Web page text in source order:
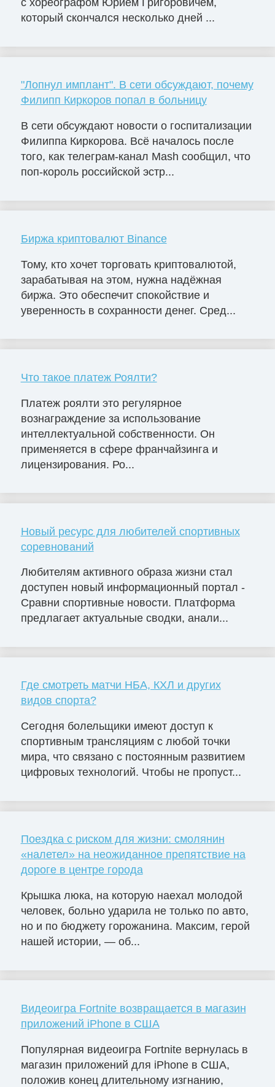
с хореографом Юрием Григоровичем,
который скончался несколько дней ...
"Лопнул имплант". В сети обсуждают, почему
Филипп Киркоров попал в больницу
В сети обсуждают новости о госпитализации
Филиппа Киркорова. Всё началось после
того, как телеграм-канал Mash сообщил, что
поп-король российской эстр...
Биржа криптовалют Binance
Тому, кто хочет торговать криптовалютой,
зарабатывая на этом, нужна надёжная
биржа. Это обеспечит спокойствие и
уверенность в сохранности денег. Сред...
Что такое платеж Роялти?
Платеж роялти это регулярное
вознаграждение за использование
интеллектуальной собственности. Он
применяется в сфере франчайзинга и
лицензирования. Ро...
Новый ресурс для любителей спортивных
соревнований
Любителям активного образа жизни стал
доступен новый информационный портал -
Сравни спортивные новости. Платформа
предлагает актуальные сводки, анали...
Где смотреть матчи НБА, КХЛ и других
видов спорта?
Сегодня болельщики имеют доступ к
спортивным трансляциям с любой точки
мира, что связано с постоянным развитием
цифровых технологий. Чтобы не пропуст...
Поездка с риском для жизни: смолянин
«налетел» на неожиданное препятствие на
дороге в центре города
Крышка люка, на которую наехал молодой
человек, больно ударила не только по авто,
но и по бюджету горожанина. Максим, герой
нашей истории, — об...
Видеоигра Fortnite возвращается в магазин
приложений iPhone в США
Популярная видеоигра Fortnite вернулась в
магазин приложений для iPhone в США,
положив конец длительному изгнанию,